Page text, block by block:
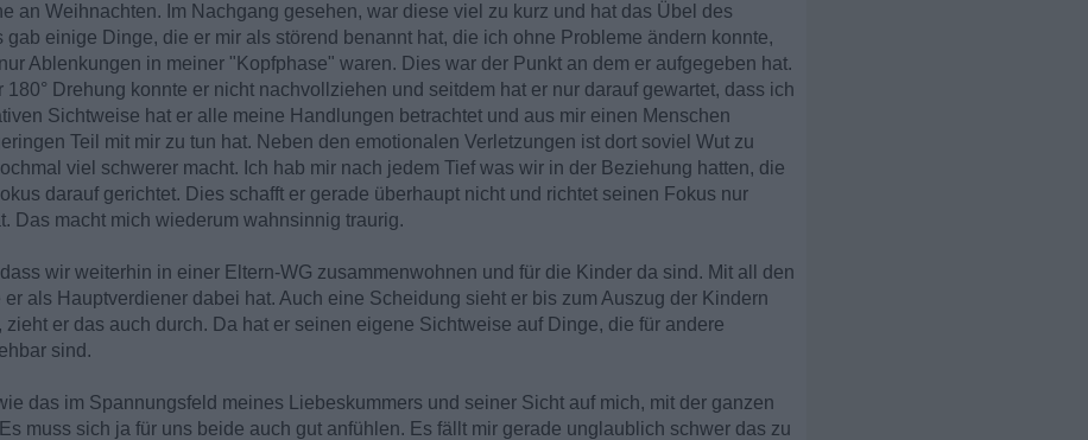
an Weihnachten. Im Nachgang gesehen, war diese viel zu kurz und hat das Übel des
gab einige Dinge, die er mir als störend benannt hat, die ich ohne Probleme ändern konnte,
Ablenkungen in meiner "Kopfphase" waren. Dies war der Punkt an dem er aufgegeben hat.
Drehung konnte er nicht nachvollziehen und seitdem hat er nur darauf gewartet, dass ich
Sichtweise hat er alle meine Handlungen betrachtet und aus mir einen Menschen
Teil mit mir zu tun hat. Neben den emotionalen Verletzungen ist dort soviel Wut zu
viel schwerer macht. Ich hab mir nach jedem Tief was wir in der Beziehung hatten, die
darauf gerichtet. Dies schafft er gerade überhaupt nicht und richtet seinen Fokus nur
Das macht mich wiederum wahnsinnig traurig.
wir weiterhin in einer Eltern-WG zusammenwohnen und für die Kinder da sind. Mit all den
als Hauptverdiener dabei hat. Auch eine Scheidung sieht er bis zum Auszug der Kindern
er das auch durch. Da hat er seinen eigene Sichtweise auf Dinge, die für andere
sind.
das im Spannungsfeld meines Liebeskummers und seiner Sicht auf mich, mit der ganzen
muss sich ja für uns beide auch gut anfühlen. Es fällt mir gerade unglaublich schwer das zu